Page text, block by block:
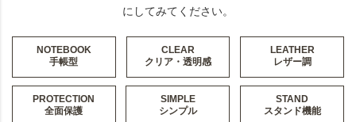
にしてみてください。
NOTEBOOK
手帳型
CLEAR
クリア・透明感
LEATHER
レザー調
PROTECTION
全面保護
SIMPLE
シンプル
STAND
スタンド機能